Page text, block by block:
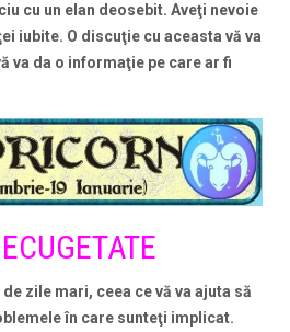
cu un elan deosebit. Aveţi nevoie
iubite. O discuţie cu aceasta vă va
va da o informaţie pe care ar fi
zile mari, ceea ce vă va ajuta să
în care sunteţi implicat.